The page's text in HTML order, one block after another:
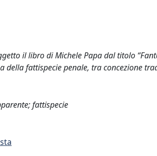
il libro di Michele Papa dal titolo
fattispecie penale, tra concezione
fattispecie